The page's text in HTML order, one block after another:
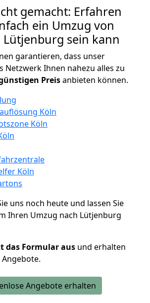
gemacht: Erfahren
ein Umzug von
Lütjenburg sein kann
garantieren, dass unser
Netzwerk Ihnen nahezu alles zu
Preisanbieten können.
Köln
Köln
Köln
uns noch heute und lassen Sie
Ihren Umzug nach Lütjenburg
das Formular aus und erhalten
Angebote erhalten